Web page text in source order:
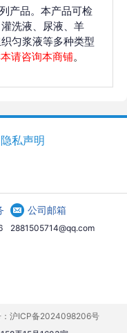
产品。本产品可检
洗液、尿液、羊
匀浆液等多种类型
请咨询本商铺。
隐私声明
公司邮箱
2881505714@qq.com
：沪ICP备2024098206号